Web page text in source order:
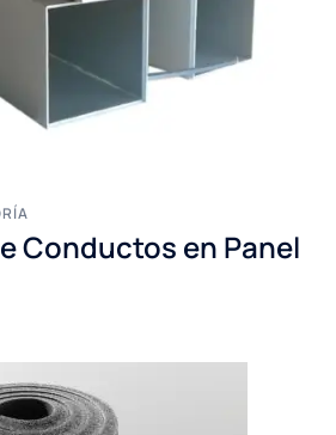
Conductos en Panel